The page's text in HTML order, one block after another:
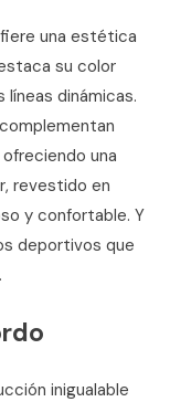
una estética
su color
líneas dinámicas.
una
revestido en
y confortable. Y
deportivos que
inigualable